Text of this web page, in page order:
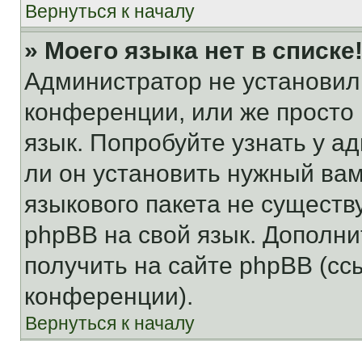
Вернуться к началу
» Моего языка нет в списке!
Администратор не
конференции, или же
язык. Попробуйте узнать у
ли он установить нужный
языкового пакета не
phpBB на свой язык.
получить на сайте phpBB
конференции).
Вернуться к началу